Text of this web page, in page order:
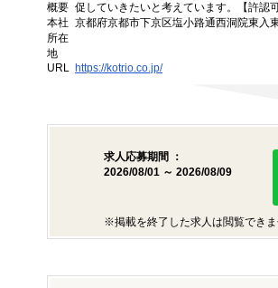
概要 促していきたいと考えています。【許
本社
所在
地
京都府京都市下京区塩小路通西洞院東入
URL https://kotrio.co.jp/
求人応募期間 ：
2026/08/01 ～ 2026/08/09
※掲載を終了した求人は閲覧でき